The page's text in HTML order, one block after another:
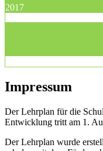
2017
Impressum
Der Lehrplan für die
Entwicklung tritt am 1.
Der Lehrplan wurde